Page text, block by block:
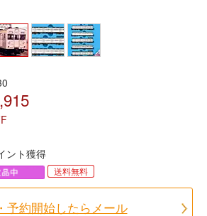
ント獲得
送料無料
予約開始したらメール